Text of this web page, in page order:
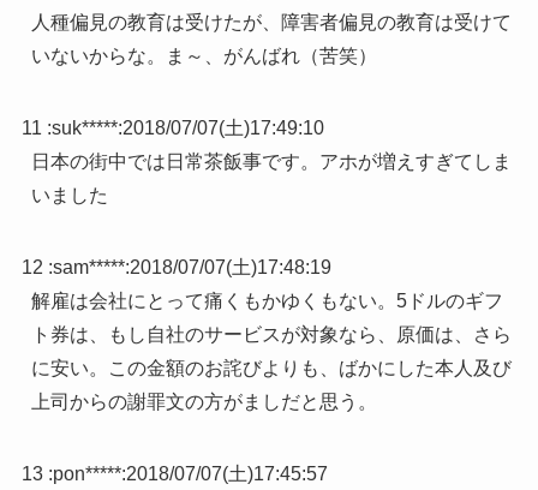
人種偏見の教育は受けたが、障害者偏見の教育は受けて
いないからな。ま～、がんばれ（苦笑）
11 :suk*****:2018/07/07(土)17:49:10
日本の街中では日常茶飯事です。アホが増えすぎてしま
いました
12 :sam*****:2018/07/07(土)17:48:19
解雇は会社にとって痛くもかゆくもない。5ドルのギフ
ト券は、もし自社のサービスが対象なら、原価は、さら
に安い。この金額のお詫びよりも、ばかにした本人及び
上司からの謝罪文の方がましだと思う。
13 :pon*****:2018/07/07(土)17:45:57